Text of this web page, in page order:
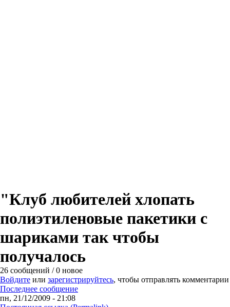
"Клуб любителей хлопать
полиэтиленовые пакетики с
шариками так чтобы
получалось
26 сообщений / 0 новое
Войдите или зарегистрируйтесь, чтобы отправлять комментарии
Последнее сообщение
пн, 21/12/2009 - 21:08